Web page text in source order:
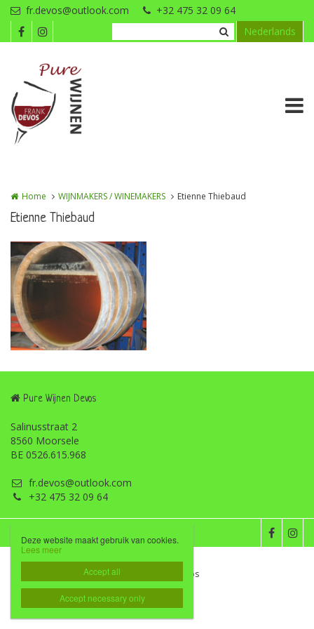
Overslaan en naar de inhoud gaan
fr.devos@outlook.com
+32 475 32 09 64
Nederlands
Home WIJNMAKERS / WINEMAKERS Etienne Thiebaud
Etienne Thiebaud
Pure Wijnen Devos
Salinusstraat 2
8560 Moorsele
BE 0526.615.968
fr.devos@outlook.com
+32 475 32 09 64
Website door Livalos
Deze website maakt gebruik van cookies.
Lees meer
Accept all
Accept necessary only